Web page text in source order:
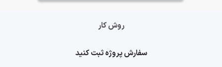
روش کار
سفارش پروژه ثبت کنید